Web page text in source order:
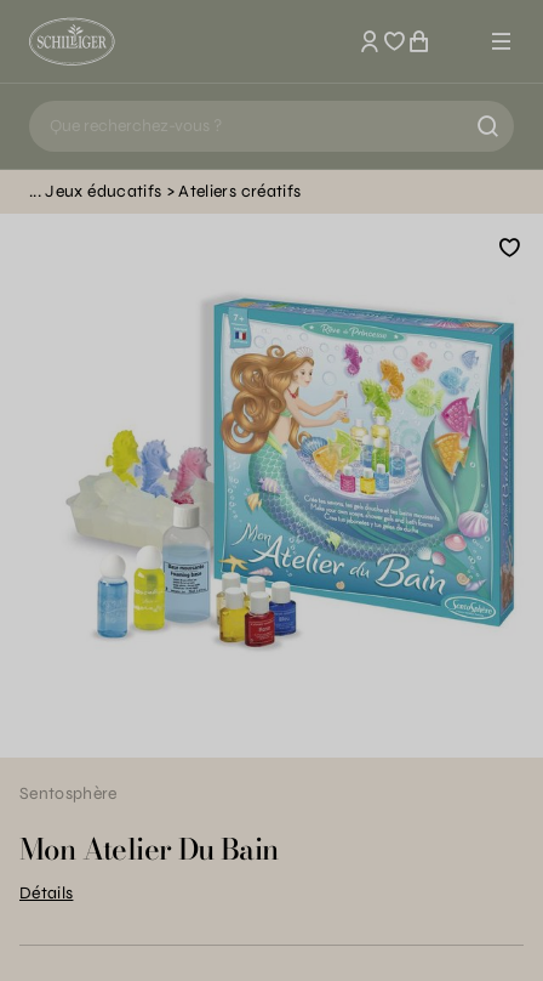
Mon compte
Jeux éducatifs Ateliers créatifs
Sentosphère
Mon Atelier Du Bain
Détails